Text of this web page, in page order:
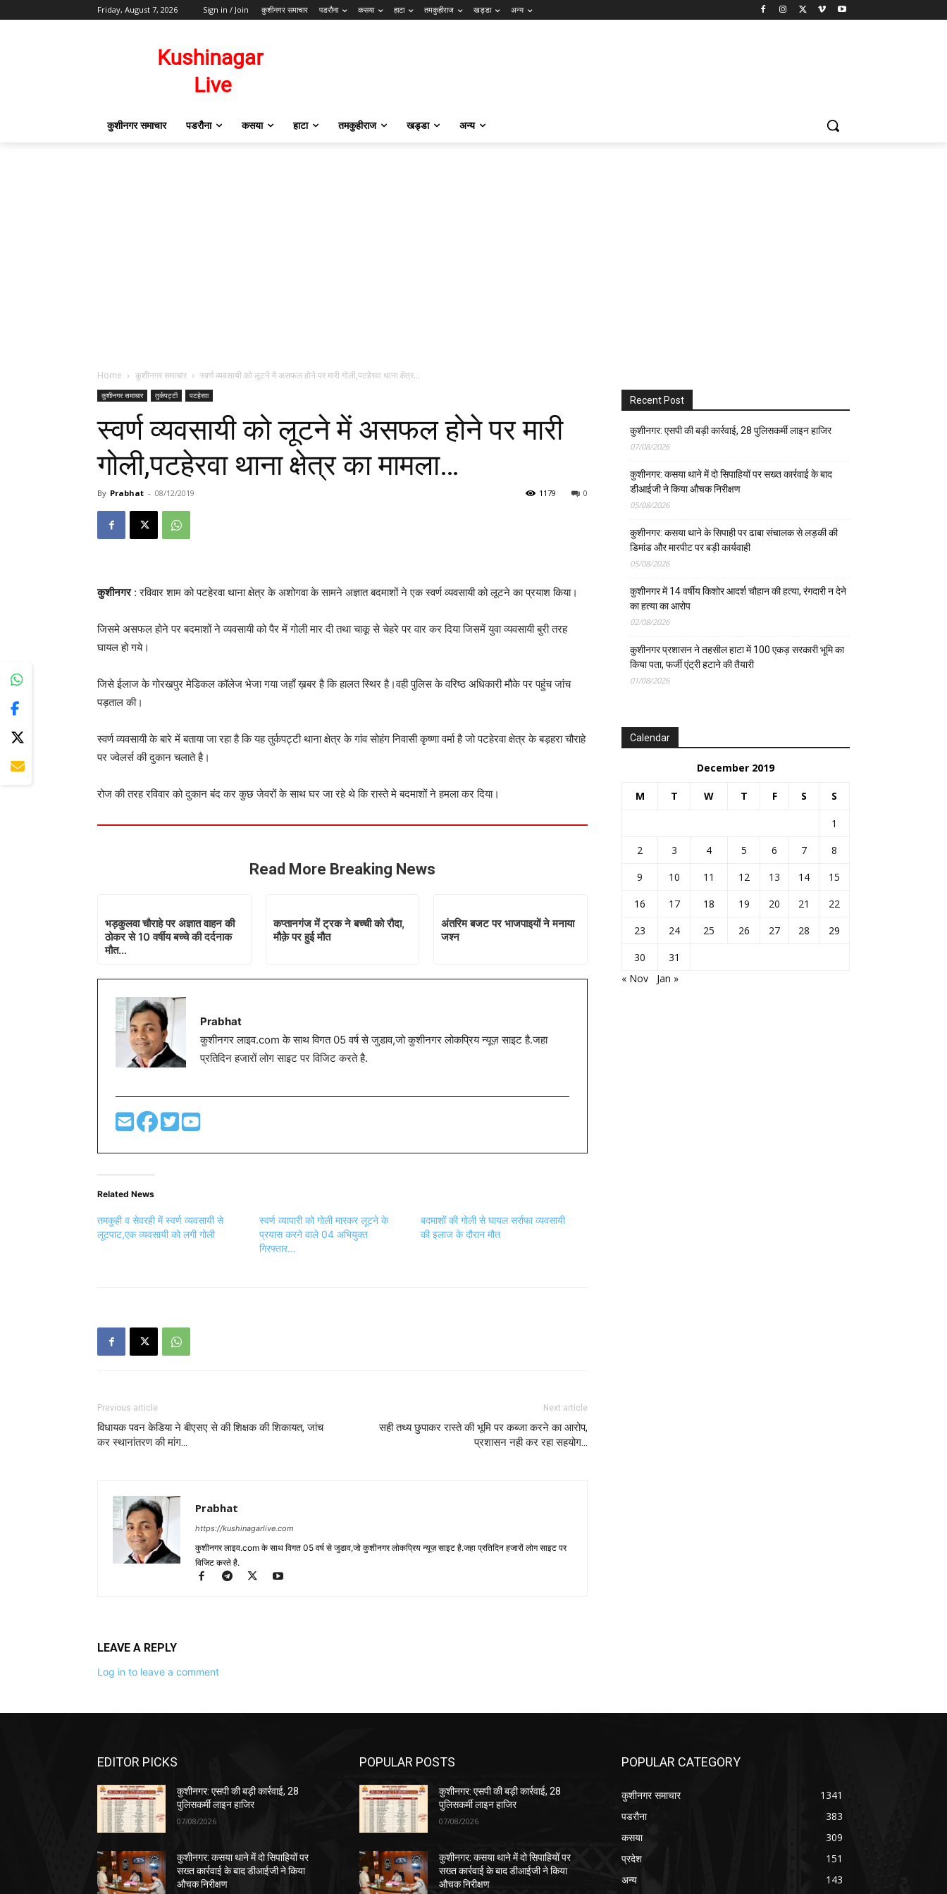
Friday, August 7, 2026 Sign in / Join कुशीनगर समाचार पडरौना कसया हाटा तमकुहीराज खड्डा अन्य
कुशीनगर समाचार पडरौना कसया हाटा तमकुहीराज खड्डा अन्य
Home कुशीनगर समाचार स्वर्ण व्यवसायी को लूटने में असफल होने पर मारी गोली,पटहेरवा थाना क्षेत्र...
कुशीनगर समाचार तुर्कपट्टी पटहेरवा
स्वर्ण व्यवसायी को लूटने में असफल होने पर मारी
गोली,पटहेरवा थाना क्षेत्र का मामला…
By Prabhat - 08/12/2019 0
1179
कुशीनगर: रविवार शाम को पटहेरवा थाना क्षेत्र के अशोगवा के सामने अज्ञात बदमाशों ने एक स्वर्ण व्यवसायी को लूटने का प्रयाश किया।
जिसमे असफल होने पर बदमाशों ने व्यवसायी को पैर में गोली मार दी तथा चाकू से चेहरे पर वार कर दिया जिसमें युवा व्यवसायी बुरी तरह
घायल हो गये।
जिसे ईलाज के गोरखपुर मेडिकल कॉलेज भेजा गया जहाँ ख़बर है कि हालत स्थिर है।वही पुलिस के वरिष्ठ अधिकारी मौके पर पहुंच जांच
पड़ताल की।
स्वर्ण व्यवसायी के बारे में बताया जा रहा है कि यह तुर्कपट्टी थाना क्षेत्र के गांव सोहंग निवासी कृष्णा वर्मा है जो पटहेरवा क्षेत्र के बड़हरा चौराहे
पर ज्वेलर्स की दुकान चलाते है।
रोज की तरह रविवार को दुकान बंद कर कुछ जेवरों के साथ घर जा रहे थे कि रास्ते मे बदमाशों ने हमला कर दिया।
Read More Breaking News
भड़कुलवा चौराहे पर अज्ञात वाहन की
ठोकर से 10 वर्षीय बच्चे की दर्दनाक
मौत…
कप्तानगंज में ट्रक ने बच्ची को रौदा,
मौक़े पर हुई मौत
अंतरिम बजट पर भाजपाइयों ने मनाया
जश्न
Prabhat
कुशीनगर लाइव.com के साथ विगत 05 वर्ष से जुडाव,जो कुशीनगर लोकप्रिय न्यूज़ साइट है.जहा
प्रतिदिन हजारों लोग साइट पर विजिट करते है.
Related News
तमकुही व सेवरही में स्वर्ण व्यवसायी से
लूटपाट,एक व्यवसायी को लगी गोली
स्वर्ण व्यापारी को गोली मारकर लूटने के
प्रयास करने वाले 04 अभियुक्त
गिरफ्तार…
बदमाशों की गोली से घायल सर्राफा व्यवसायी
की इलाज के दौरान मौत
Previous article
विधायक पवन केडिया ने बीएसए से की शिक्षक की शिकायत, जांच
कर स्थानांतरण की मांग…
Next article
सही तथ्य छुपाकर रास्ते की भूमि पर कब्जा करने का आरोप,
प्रशासन नही कर रहा सहयोग…
Prabhat
https://kushinagarlive.com
कुशीनगर लाइव.com के साथ विगत 05 वर्ष से जुडाव,जो कुशीनगर लोकप्रिय न्यूज़ साइट है.जहा प्रतिदिन हजारों लोग साइट पर
विजिट करते है.
LEAVE A REPLY
Log in to leave a comment
Recent Post
कुशीनगर: एसपी की बड़ी कार्रवाई, 28 पुलिसकर्मी लाइन हाजिर
07/08/2026
कुशीनगर: कसया थाने में दो सिपाहियों पर सख्त कार्रवाई के बाद
डीआईजी ने किया औचक निरीक्षण
05/08/2026
कुशीनगर: कसया थाने के सिपाही पर ढाबा संचालक से लड़की की
डिमांड और मारपीट पर बड़ी कार्यवाही
05/08/2026
कुशीनगर में 14 वर्षीय किशोर आदर्श चौहान की हत्या, रंगदारी न देने
का हत्या का आरोप
02/08/2026
कुशीनगर प्रशासन ने तहसील हाटा में 100 एकड़ सरकारी भूमि का
किया पता, फर्जी एंट्री हटाने की तैयारी
01/08/2026
Calendar
December 2019
M T W T F S S
1
2
3 4 5 6 7
8
9
10 11 12 13 14
15
16
17 18 19 20 21
22
23
24 25 26 27 28
29
30
31
« Nov
Jan »
EDITOR PICKS
कुशीनगर: एसपी की बड़ी कार्रवाई, 28
पुलिसकर्मी लाइन हाजिर
07/08/2026
कुशीनगर: कसया थाने में दो सिपाहियों पर
सख्त कार्रवाई के बाद डीआईजी ने किया
औचक निरीक्षण
POPULAR POSTS
कुशीनगर: एसपी की बड़ी कार्रवाई, 28
पुलिसकर्मी लाइन हाजिर
07/08/2026
कुशीनगर: कसया थाने में दो सिपाहियों पर
सख्त कार्रवाई के बाद डीआईजी ने किया
औचक निरीक्षण
POPULAR CATEGORY
कुशीनगर समाचार
1341
पडरौना
383
कसया
309
प्रदेश
151
अन्य
143